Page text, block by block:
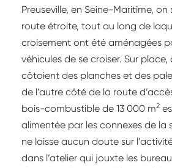
Preuseville, en Seine-Maritime,
route étroite, tout au long de
croisement ont été aménagées
véhicules de se croiser. Sur place,
côtoient des planches et des
de l’autre côté de la route
bois-combustible de 13 000 m2
alimentée par les connexes de la
ne laisse aucun doute sur
dans l’atelier qui jouxte les